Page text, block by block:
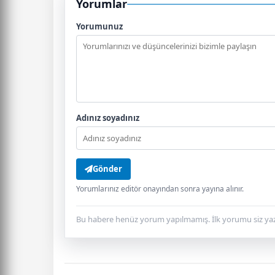
Yorumlar
Yorumunuz
Adınız soyadınız
Gönder
Yorumlarınız editör onayından sonra yayına alınır.
Bu habere henüz yorum yapılmamış. İlk yorumu siz